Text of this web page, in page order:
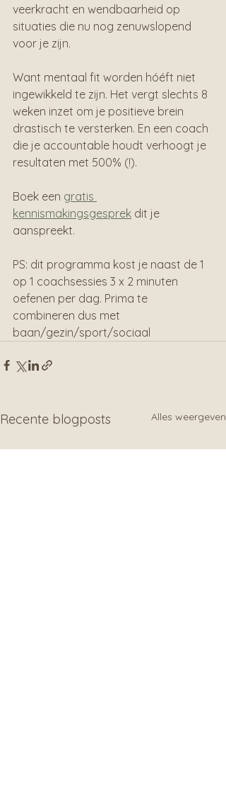
veerkracht en wendbaarheid op
situaties die nu nog zenuwslopend
voor je zijn.
Want mentaal fit worden hóéft niet
ingewikkeld te zijn. Het vergt slechts 8
weken inzet om je positieve brein
drastisch te versterken. En een coach
die je accountable houdt verhoogt je
resultaten met 500% (!).
Boek een gratis
kennismakingsgesprek dit je
aanspreekt.
PS: dit programma kost je naast de 1
op 1 coachsessies 3 x 2 minuten
oefenen per dag. Prima te
combineren dus met
baan/gezin/sport/sociaal
Recente blogposts Alles weergeven